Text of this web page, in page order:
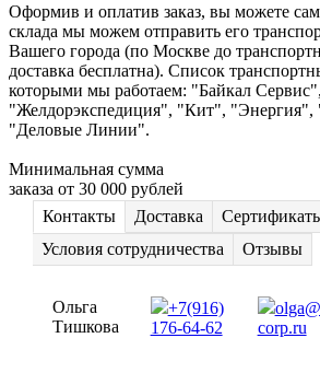
Оформив и оплатив заказ, вы можете
склада мы можем отправить его
Вашего города (по Москве до
доставка бесплатна). Список
которыми мы работаем: "Байкал
"Желдорэкспедиция", "Кит",
"Деловые Линии".
Минимальная сумма
заказа от 30 000 рублей
Контакты
Доставка
Условия сотрудничества
Отзывы
Ольга
Тишкова
+7(916)
176-64-62
corp.ru